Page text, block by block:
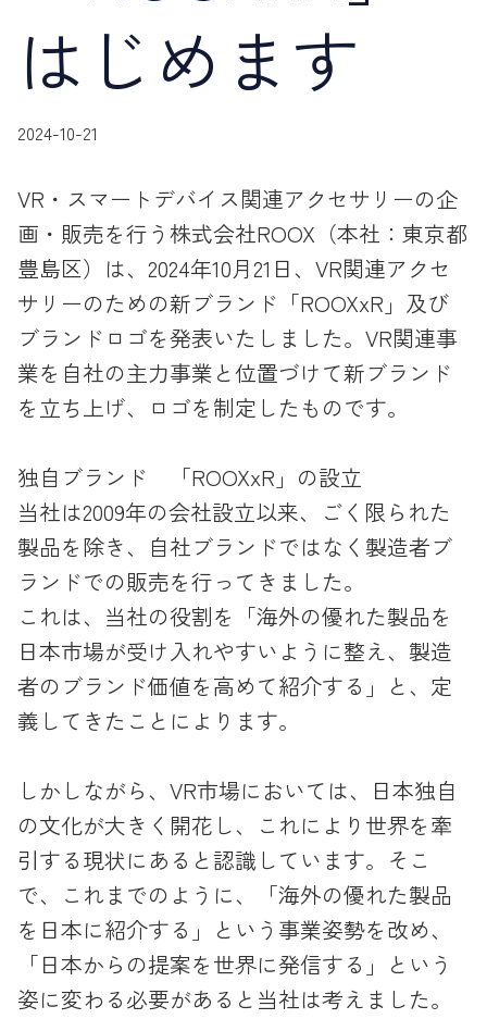
はじめます
2024-10-21
VR・スマートデバイス関連アクセサリーの企
画・販売を行う株式会社ROOX（本社：東京都
豊島区）は、2024年10月21日、VR関連アクセ
サリーのための新ブランド「ROOXxR」及び
ブランドロゴを発表いたしました。VR関連事
業を自社の主力事業と位置づけて新ブランド
を立ち上げ、ロゴを制定したものです。
独自ブランド 「ROOXxR」の設立
当社は2009年の会社設立以来、ごく限られた
製品を除き、自社ブランドではなく製造者ブ
ランドでの販売を行ってきました。
これは、当社の役割を「海外の優れた製品を
日本市場が受け入れやすいように整え、製造
者のブランド価値を高めて紹介する」と、定
義してきたことによります。
しかしながら、VR市場においては、日本独自
の文化が大きく開花し、これにより世界を牽
引する現状にあると認識しています。そこ
で、これまでのように、「海外の優れた製品
を日本に紹介する」という事業姿勢を改め、
「日本からの提案を世界に発信する」という
姿に変わる必要があると当社は考えました。